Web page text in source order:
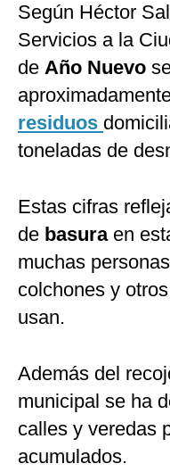
Según Héctor
Servicios a la
de Año Nuevo
residuos
toneladas de
Estas cifras
de basuraen
muchas
colchones y
usan.
Además del
municipal se ha
calles y veredas
acumulados.